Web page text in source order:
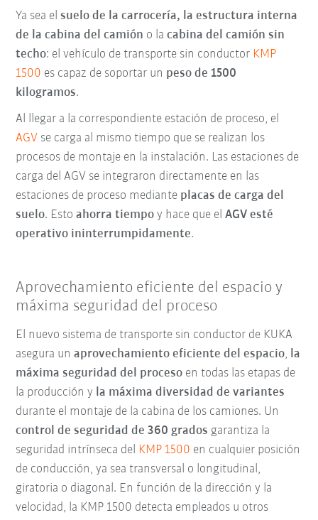
Ya sea elsuelo de la carrocería, la estructura interna
de la cabina del camión o lacabina del camión sin
techo: el vehículo de transporte sin conductor KMP
1500 es capaz de soportar un peso de 1500
kilogramos.
Al llegar a la correspondiente estación de proceso, el
AGV se carga al mismo tiempo que se realizan los
procesos de montaje en la instalación. Las estaciones de
carga del AGV se integraron directamente en las
estaciones de proceso mediante placas de carga del
suelo. Estoahorra tiempo y hace que elAGV esté
operativo ininterrumpidamente.
Aprovechamiento eficiente del espacio y
máxima seguridad del proceso
El nuevo sistema de transporte sin conductor de KUKA
asegura unaprovechamiento eficiente del espacio, la
máxima seguridad del proceso en todas las etapas de
la producción y la máxima diversidad de variantes
durante el montaje de la cabina de los camiones. Un
control de seguridad de 360 grados garantiza la
seguridad intrínseca del KMP 1500 en cualquier posición
de conducción, ya sea transversal o longitudinal,
giratoria o diagonal. En función de la dirección y la
velocidad, la KMP 1500 detecta empleados u otros